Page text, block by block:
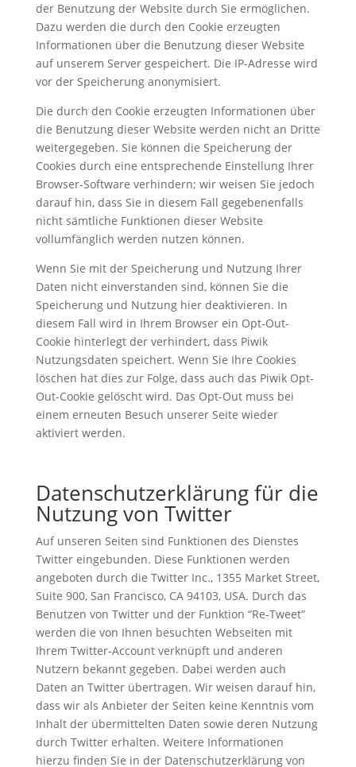
der Benutzung der Website durch Sie ermöglichen.
Dazu werden die durch den Cookie erzeugten
Informationen über die Benutzung dieser Website
auf unserem Server gespeichert. Die IP-Adresse wird
vor der Speicherung anonymisiert.
Die durch den Cookie erzeugten Informationen über
die Benutzung dieser Website werden nicht an Dritte
weitergegeben. Sie können die Speicherung der
Cookies durch eine entsprechende Einstellung Ihrer
Browser-Software verhindern; wir weisen Sie jedoch
darauf hin, dass Sie in diesem Fall gegebenenfalls
nicht sämtliche Funktionen dieser Website
vollumfänglich werden nutzen können.
Wenn Sie mit der Speicherung und Nutzung Ihrer
Daten nicht einverstanden sind, können Sie die
Speicherung und Nutzung hier deaktivieren. In
diesem Fall wird in Ihrem Browser ein Opt-Out-
Cookie hinterlegt der verhindert, dass Piwik
Nutzungsdaten speichert. Wenn Sie Ihre Cookies
löschen hat dies zur Folge, dass auch das Piwik Opt-
Out-Cookie gelöscht wird. Das Opt-Out muss bei
einem erneuten Besuch unserer Seite wieder
aktiviert werden.
Datenschutzerklärung für die
Nutzung von Twitter
Auf unseren Seiten sind Funktionen des Dienstes
Twitter eingebunden. Diese Funktionen werden
angeboten durch die Twitter Inc., 1355 Market Street,
Suite 900, San Francisco, CA 94103, USA. Durch das
Benutzen von Twitter und der Funktion “Re-Tweet”
werden die von Ihnen besuchten Webseiten mit
Ihrem Twitter-Account verknüpft und anderen
Nutzern bekannt gegeben. Dabei werden auch
Daten an Twitter übertragen. Wir weisen darauf hin,
dass wir als Anbieter der Seiten keine Kenntnis vom
Inhalt der übermittelten Daten sowie deren Nutzung
durch Twitter erhalten. Weitere Informationen
hierzu finden Sie in der Datenschutzerklärung von